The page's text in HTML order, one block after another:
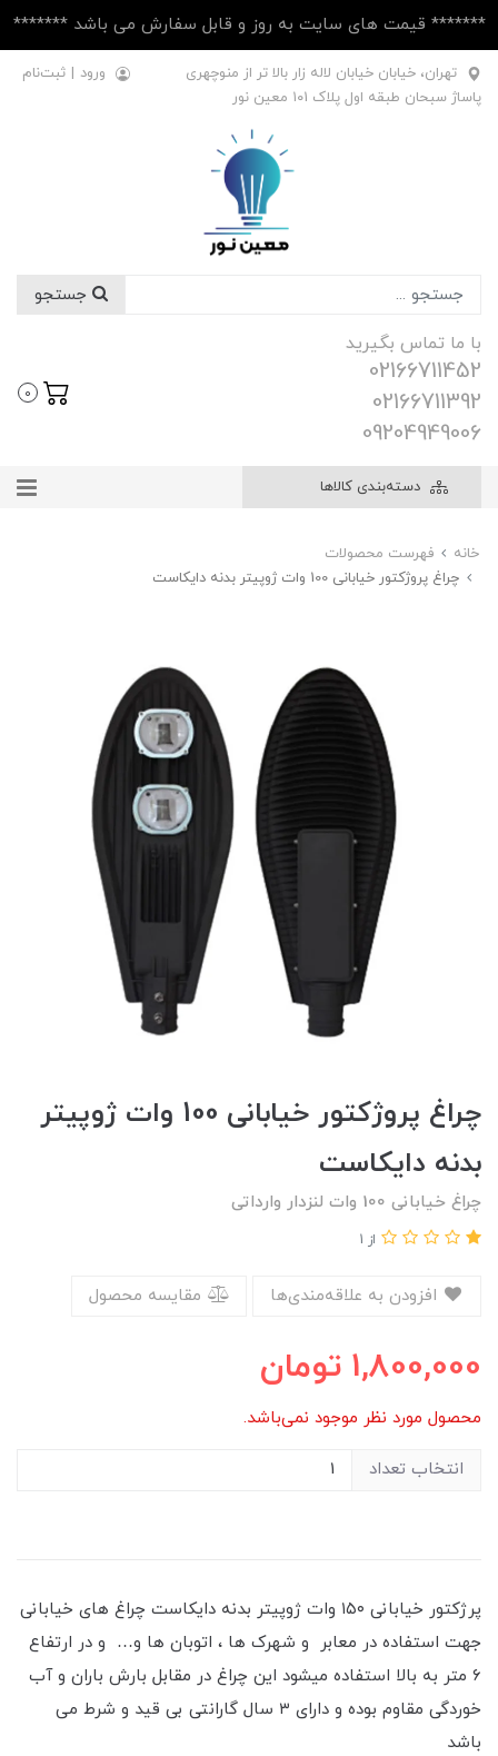
******* قیمت های سایت به روز و قابل سفارش می باشد *******
تهران، خیابان خیابان لاله زار بالا تر از منوچهری
پاساژ سبحان طبقه اول پلاک ۱۰1 معین نور
ورود | ثبت‌نام
با ما تماس بگیرید
02166711452
02166711392
09204949006
0
دسته‌بندی کالاها
خانه
فهرست محصولات
چراغ پروژکتور خیابانی 100 وات ژوپیتر بدنه دایکاست
چراغ پروژکتور خیابانی 100 وات ژوپیتر
بدنه دایکاست
چراغ خیابانی 100 وات لنزدار وارداتی
از 1
مقایسه محصول
1,800,000 تومان
محصول مورد نظر موجود نمی‌باشد.
انتخاب تعداد
پرژکتور خیابانی ۱۵۰ وات ژوپیتر بدنه دایکاست چراغ های خیابانی
جهت استفاده در معابر و شهرک ها ، اتوبان ها و… و در ارتفاع
۶ متر به بالا استفاده میشود این چراغ در مقابل بارش باران و آب
خوردگی مقاوم بوده و دارای ۳ سال گارانتی بی قید و شرط می
باشد